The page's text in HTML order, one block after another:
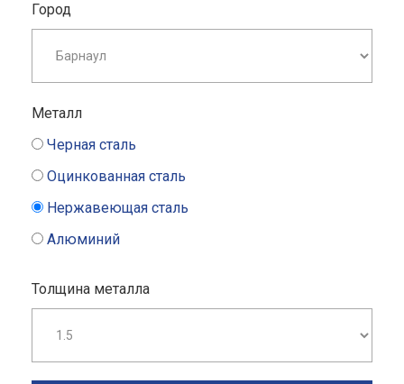
Город
Металл
Черная сталь
Оцинкованная сталь
Нержавеющая сталь
Алюминий
Толщина металла